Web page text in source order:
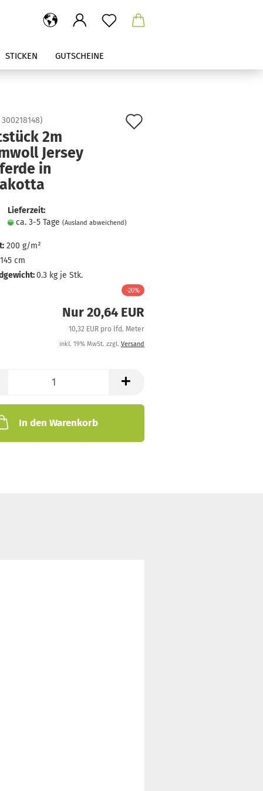
STICKEN GUTSCHEINE
300218148)
2m
Jersey
in
Lieferzeit:
ca. 3-5 Tage (Ausland abweichend)
200 g/m²
145 cm
0.3kg je Stk.
-20%
Nur 20,64 EUR
10,32 EUR pro lfd. Meter
inkl. 19% MwSt. zzgl. Versand
In den Warenkorb